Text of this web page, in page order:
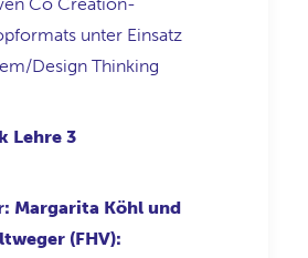
unter Einsatz
Design Thinking
Lehre 3
Margarita Köhl und
(FHV):